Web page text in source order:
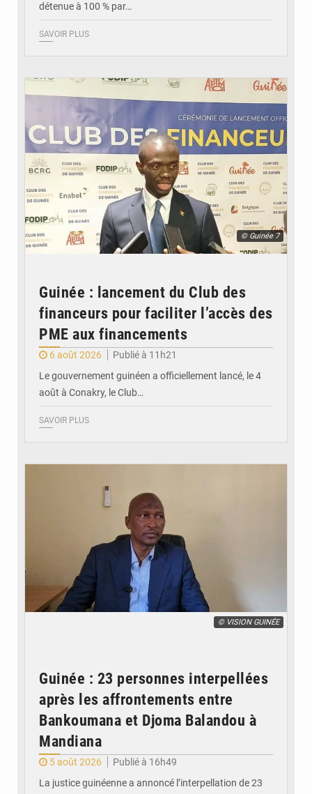
détenue à 100 % par…
SAVOIR PLUS
© Guinée 7
Guinée : lancement du Club des
financeurs pour faciliter l’accès des
PME aux financements
6 août 2026
Publié à 11h21
Le gouvernement guinéen a officiellement lancé, le 4
août à Conakry, le Club…
SAVOIR PLUS
© VISION GUINÉE
Guinée : 23 personnes interpellées
après les affrontements entre
Bankoumana et Djoma Balandou à
Mandiana
5 août 2026
Publié à 16h49
La justice guinéenne a annoncé l’interpellation de 23